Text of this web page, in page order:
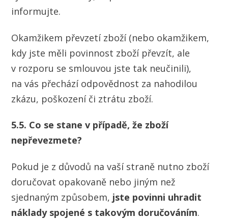
informujte.
Okamžikem převzetí zboží (nebo okamžikem,
kdy jste měli povinnost zboží převzít, ale
v rozporu se smlouvou jste tak neučinili),
na vás přechází odpovědnost za nahodilou
zkázu, poškození či ztrátu zboží.
5.5. Co se stane v případě, že zboží
nepřevezmete?
Pokud je z důvodů na vaší straně nutno zboží
doručovat opakovaně nebo jiným než
sjednaným způsobem, jste povinni uhradit
náklady spojené s takovým doručováním.